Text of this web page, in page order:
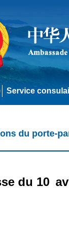
Service
du porte-
du 10